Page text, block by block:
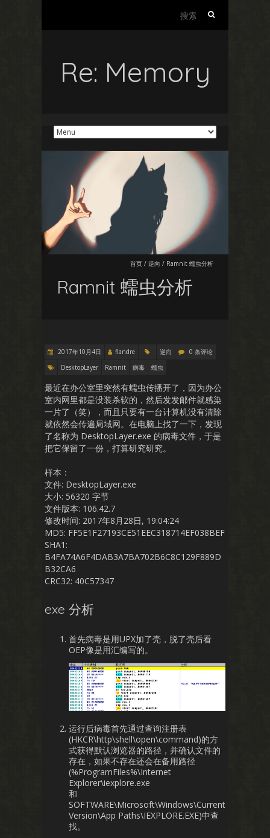
Re: Memory
首页 / 逆向 / Ramnit 蠕虫分析
Ramnit 蠕虫分析
2017年10月4日 flandre 逆向
0 条评论
DesktopLayer
Ramnit 病毒 蠕虫
最近在办公室里突然有蠕虫传播开了，因为办公
室内网里都是没装杀软的，然后发发邮件就感染
一片了（笑），而且只要有一台计算机没有清除
就依然会传遍局域网。在电脑上找了一下，发现
了名称为 DesktopLayer.exe 的病毒文件，于是
把它保留了一份，打算研究研究。
样本：
文件: DesktopLayer.exe
大小: 56320 字节
文件版本: 106.42.7
修改时间: 2017年8月28日, 19:04:24
MD5: FF5E1F27193CE51EEC318714EF038BEF
SHA1:
B4FA74A6F4DAB3A7BA702B6C8C129F889D
B32CA6
CRC32: 40C57347
exe 分析
首先病毒是用UPX加了壳，脱了壳后看
OEP像是用汇编写的。
运行后病毒首先通过查询注册表
(HKCR\http\shell\open\command)的方
式获得默认浏览器的路径，并确认文件的
存在，如果不存在还会在备用路径
(%ProgramFiles%\Internet
Explorer\iexplore.exe
和
SOFTWARE\Microsoft\Windows\Current
Version\App Paths\IEXPLORE.EXE)中查
找。